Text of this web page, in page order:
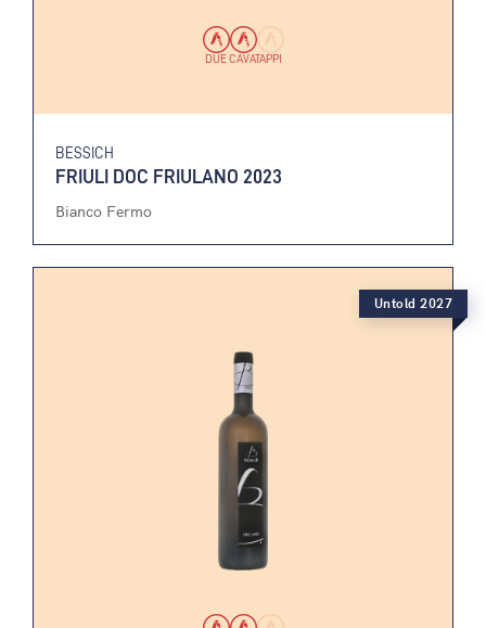
DUE CAVATAPPI
BESSICH
FRIULI DOC FRIULANO 2023
Bianco Fermo
Untold 2027